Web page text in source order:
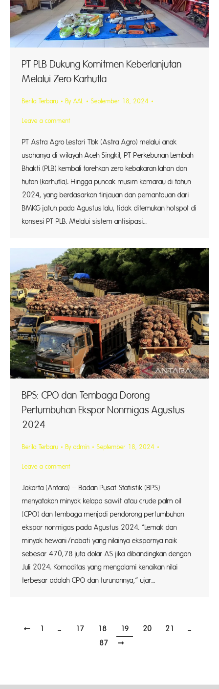
PT PLB Dukung Komitmen Keberlanjutan
Melalui Zero Karhutla
Berita Terbaru By AAL September 18, 2024
Leave a comment
PT Astra Agro Lestari Tbk (Astra Agro) melalui anak
usahanya di wilayah Aceh Singkil, PT Perkebunan Lembah
Bhakti (PLB) kembali torehkan zero kebakaran lahan dan
hutan (karhutla). Hingga puncak musim kemarau di tahun
2024, yang berdasarkan tinjauan dan pemantauan dari
BMKG jatuh pada Agustus lalu, tidak ditemukan hotspot di
konsesi PT PLB. Melalui sistem antisipasi…
BPS: CPO dan Tembaga Dorong
Pertumbuhan Ekspor Nonmigas Agustus
2024
Berita Terbaru By admin September 18, 2024
Leave a comment
Jakarta (Antara) – Badan Pusat Statistik (BPS)
menyatakan minyak kelapa sawit atau crude palm oil
(CPO) dan tembaga menjadi pendorong pertumbuhan
ekspor nonmigas pada Agustus 2024. “Lemak dan
minyak hewani/nabati yang nilainya ekspornya naik
sebesar 470,78 juta dolar AS jika dibandingkan dengan
Juli 2024. Komoditas yang mengalami kenaikan nilai
terbesar adalah CPO dan turunannya,” ujar…
1 … 17 18 19 20 21
…
87